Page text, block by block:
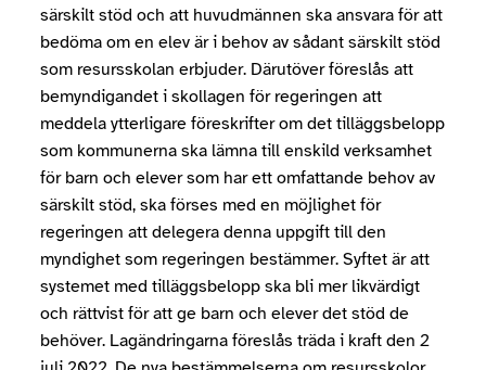
särskilt stöd och att huvudmännen ska ansvara för att
bedöma om en elev är i behov av sådant särskilt stöd
som resursskolan erbjuder. Därutöver föreslås att
bemyndigandet i skollagen för regeringen att
meddela ytterligare före­skrifter om det tilläggsbelopp
som kommunerna ska lämna till enskild verksamhet
för barn och elever som har ett omfattande behov av
sär­skilt stöd, ska förses med en möjlighet för
regeringen att delegera denna uppgift till den
myndighet som regeringen bestämmer. Syftet är att
systemet med tilläggsbelopp ska bli mer likvärdigt
och rättvist för att ge barn och elever det stöd de
behöver. Lagändringarna föreslås träda i kraft den 2